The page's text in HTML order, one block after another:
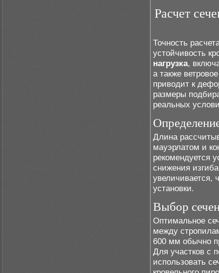
Расчет
Точность
устойчивость
нагрузка,
а также
приводит к
размеры
реальных
Длина
мауэрлатом и
рекомендуется
снижения
увеличивается,
установки.
Выбор
Оптимальное
между
600 мм обычно
Для участков с
использовать